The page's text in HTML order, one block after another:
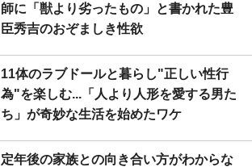
師に「獣より劣ったもの」と書かれた豊
臣秀吉のおぞましき性欲
11体のラブドールと暮らし"正しい性行
為"を楽しむ...「人より人形を愛する男た
ち」が奇妙な生活を始めたワケ
定年後の家族との向き合い方がわからな